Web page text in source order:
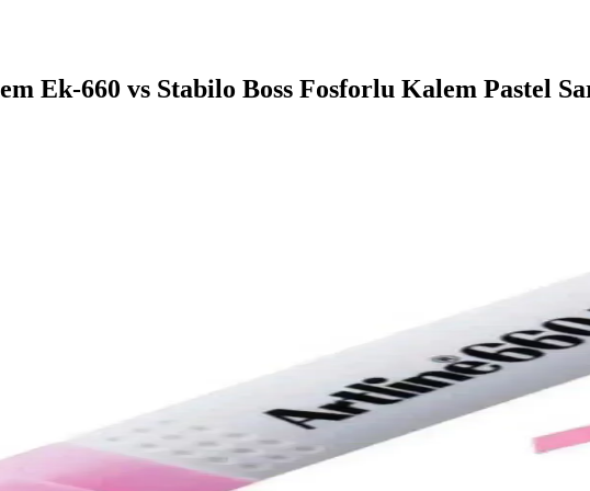
Ek-660 vs Stabilo Boss Fosforlu Kalem Pastel